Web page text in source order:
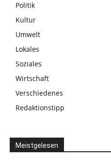
Politik
Kultur
Umwelt
Lokales
Soziales
Wirtschaft
Verschiedenes
Redaktionstipp
Meistgelesen